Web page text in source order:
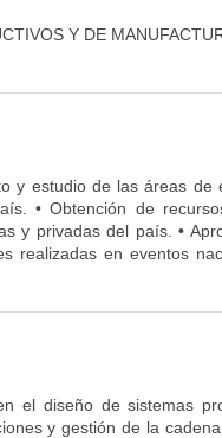
Y DE
y estudio de las áreas de
• Obtención de
y privadas del país. •
realizadas en eventos
el diseño de sistemas
y gestión de la cadena